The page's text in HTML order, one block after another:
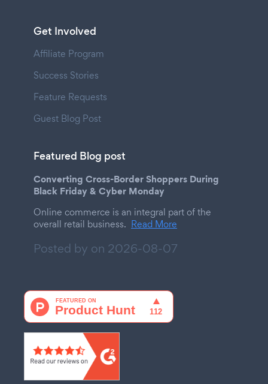
Get Involved
Affiliate Program
Success Stories
Feature Requests
Guest Blog Post
Featured Blog post
Converting Cross-Border Shoppers During
Black Friday & Cyber Monday
Online commerce is an integral part of the
overall retail business. Read More
Posted by on 2026-08-07